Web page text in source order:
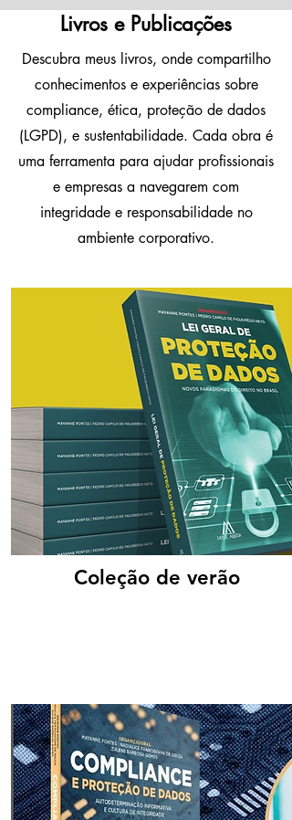
Livros e Publicações
Descubra meus livros, onde compartilho
conhecimentos e experiências sobre
compliance, ética, proteção de dados
(LGPD), e sustentabilidade. Cada obra é
uma ferramenta para ajudar profissionais
e empresas a navegarem com
integridade e responsabilidade no
ambiente corporativo.
Coleção de verão